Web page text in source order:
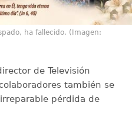
ha fallecido. (Imagen:
de Televisión
también se
pérdida de